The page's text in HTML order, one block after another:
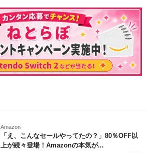
Amazon
「え、こんなセールやってたの？」80％OFF以
上が続々登場！Amazonの本気が...